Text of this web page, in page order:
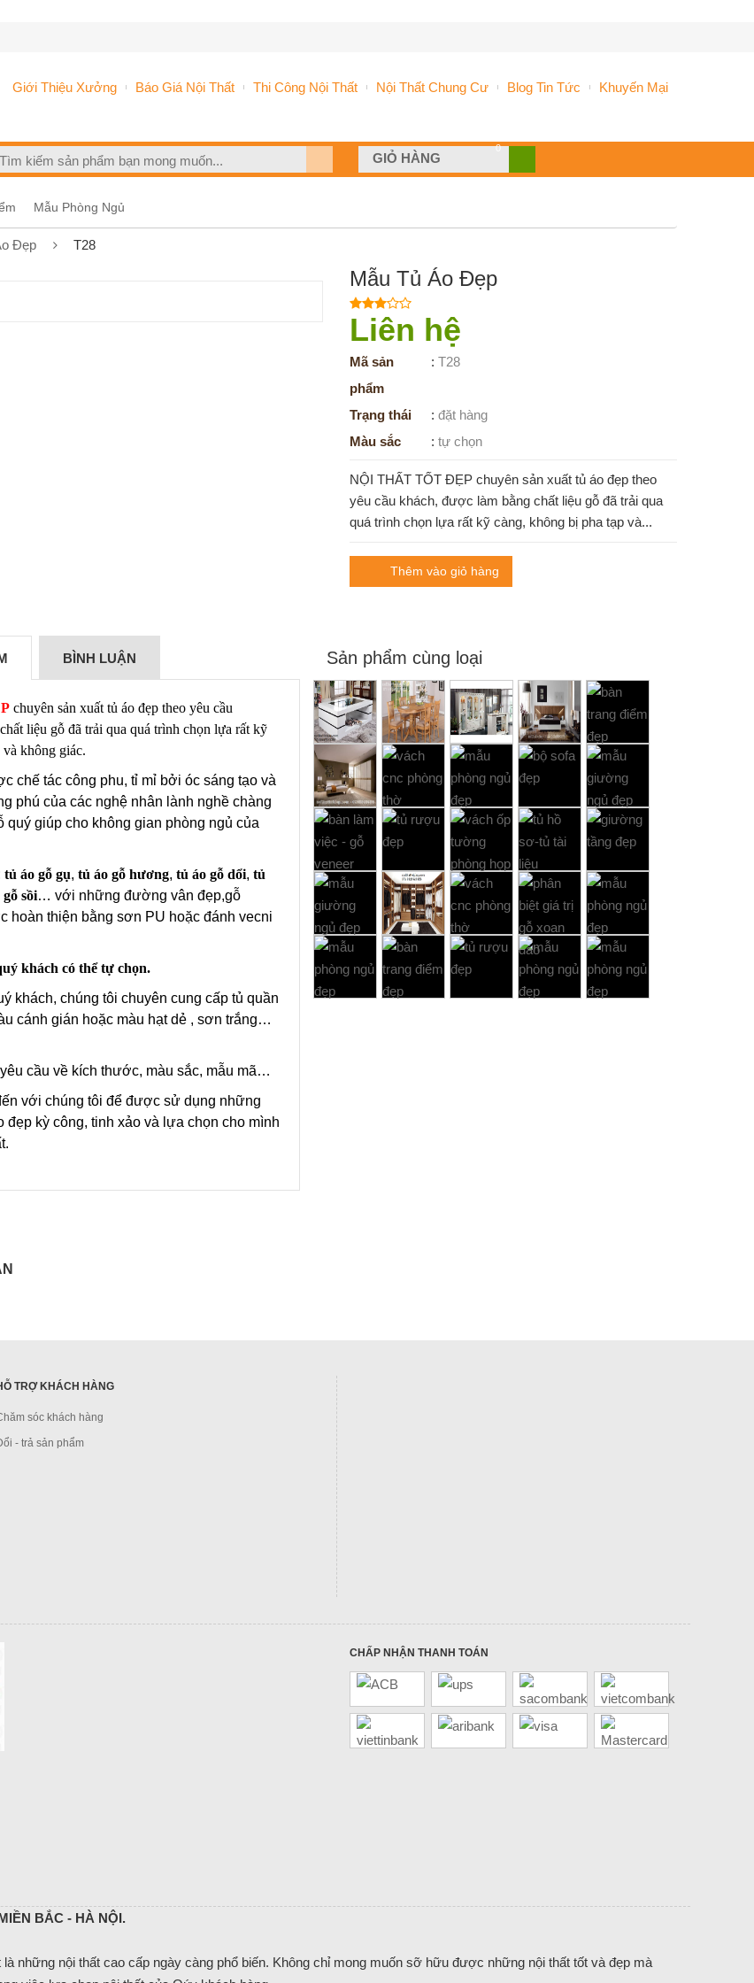
Giới Thiệu Xưởng Báo Giá Nội Thất Thi Công Nội Thất Nội Thất Chung Cư Blog Tin Tức Khuyến Mại
GIỎ HÀNG
0
Mẫu Phòng Ngủ
Đẹp T28
Mẫu Tủ Áo Đẹp
Liên hệ
Mã sản
phẩm
: T28
Trạng thái : đặt hàng
Màu sắc
: tự chọn
NỘI THẤT TỐT ĐẸP chuyên sản xuất tủ áo đẹp theo
yêu cầu khách, được làm bằng chất liệu gỗ đã trải qua
quá trình chọn lựa rất kỹ càng, không bị pha tạp và...
Thêm vào giỏ hàng
BÌNH LUẬN
chuyên sản xuất tủ áo đẹp theo yêu cầu
liệu gỗ đã trải qua quá trình chọn lựa rất kỹ
không giác.
chế tác công phu, tỉ mỉ bởi óc sáng tạo và
phú của các nghệ nhân lành nghề chàng
quý giúp cho không gian phòng ngủ của
tủ áo gỗ gụ, tủ áo gỗ hương, tủ áo gỗ dổi, tủ
sồi… với những đường vân đẹp,gỗ
hoàn thiện bằng sơn PU hoặc đánh vecni
khách có thể tự chọn.
khách, chúng tôi chuyên cung cấp tủ quần
cánh gián hoặc màu hạt dẻ , sơn trắng…
cầu về kích thước, màu sắc, mẫu mã…
với chúng tôi để được sử dụng những
đẹp kỳ công, tinh xảo và lựa chọn cho mình
Sản phẩm cùng loại
TRỢ KHÁCH HÀNG
sóc khách hàng
- trả sản phẩm
CHẤP NHẬN THANH TOÁN
BẮC - HÀ NỘI.
những nội thất cao cấp ngày càng phổ biến. Không chỉ mong muốn sỡ hữu được những nội thất tốt và đẹp mà